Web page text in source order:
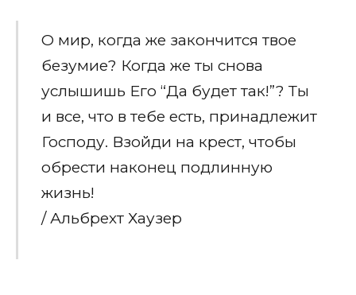
О мир, когда же закончится твое
безумие? Когда же ты снова
услышишь Его “Да будет так!”? Ты
и все, что в тебе есть, принадлежит
Господу. Взойди на крест, чтобы
обрести наконец подлинную
жизнь!
/ Альбрехт Хаузер